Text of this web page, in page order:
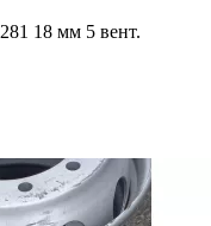
18 мм 5 вент.